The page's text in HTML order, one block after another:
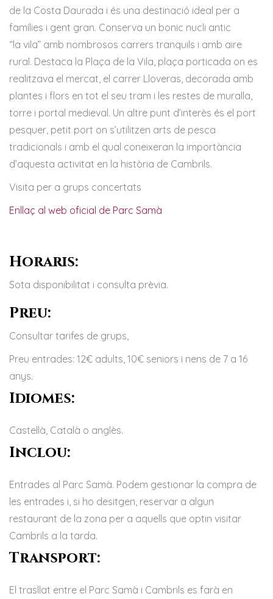
de la Costa Daurada i és una destinació ideal per a
famílies i gent gran. Conserva un bonic nucli antic
“la vila” amb nombrosos carrers tranquils i amb aire
rural. Destaca la Plaça de la Vila, plaça porticada on es
realitzava el mercat, el carrer Lloveras, decorada amb
plantes i flors en tot el seu tram i les restes de muralla,
torre i portal medieval. Un altre punt d’interès és el port
pesquer, petit port on s’utilitzen arts de pesca
tradicionals i amb el qual coneixeran la importància
d’aquesta activitat en la història de Cambrils.
Visita per a grups concertats
Enllaç al web oficial de Parc Samà
Horaris:
Sota disponibilitat i consulta prèvia.
Preu:
Consultar tarifes de grups,
Preu entrades: 12€ adults, 10€ seniors i nens de 7 a 16
anys.
Idiomes:
Castellà, Català o anglès.
Inclou:
Entrades al Parc Samà. Podem gestionar la compra de
les entrades i, si ho desitgen, reservar a algun
restaurant de la zona per a aquells que optin visitar
Cambrils a la tarda.
Transport:
El trasllat entre el Parc Samà i Cambrils es farà en